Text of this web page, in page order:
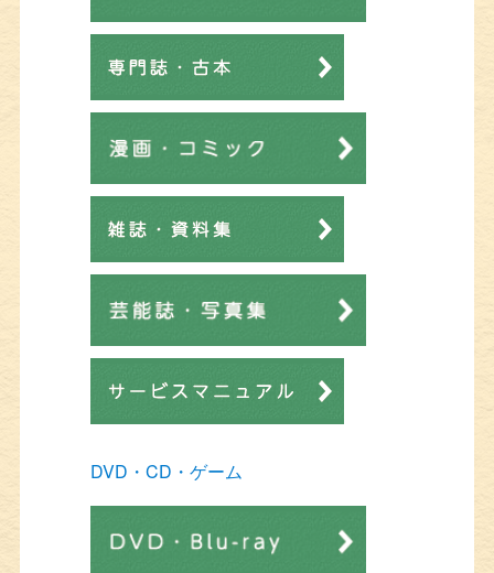
DVD・CD・ゲーム